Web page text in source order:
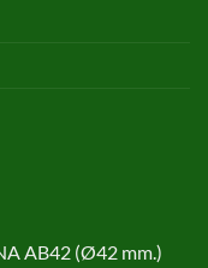
AB42 (Ø42 mm.)